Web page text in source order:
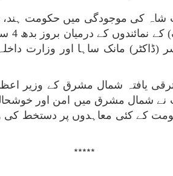
شاہ کی موجودگی میں حکومت ہند،
(ڈاکٹر) مانک ساہا اور وزارت
یافتہ شمال مشرق کے وزیر
*****